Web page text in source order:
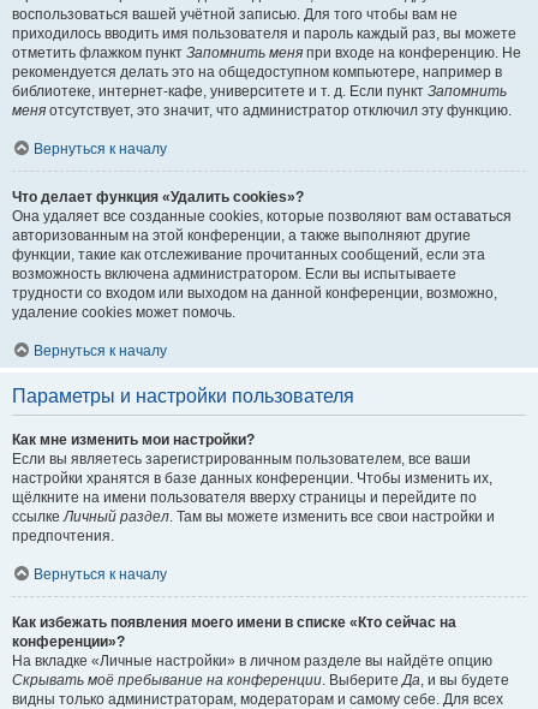
воспользоваться вашей учётной записью. Для того чтобы вам не
приходилось вводить имя пользователя и пароль каждый раз, вы можете
отметить флажком пункт Запомнить меня при входе на конференцию. Не
рекомендуется делать это на общедоступном компьютере, например в
библиотеке, интернет-кафе, университете и т. д. Если пункт Запомнить
меня отсутствует, это значит, что администратор отключил эту функцию.
Вернуться к началу
Что делает функция «Удалить cookies»?
Она удаляет все созданные cookies, которые позволяют вам оставаться
авторизованным на этой конференции, а также выполняют другие
функции, такие как отслеживание прочитанных сообщений, если эта
возможность включена администратором. Если вы испытываете
трудности со входом или выходом на данной конференции, возможно,
удаление cookies может помочь.
Вернуться к началу
Параметры и настройки пользователя
Как мне изменить мои настройки?
Если вы являетесь зарегистрированным пользователем, все ваши
настройки хранятся в базе данных конференции. Чтобы изменить их,
щёлкните на имени пользователя вверху страницы и перейдите по
ссылкеЛичный раздел. Там вы можете изменить все свои настройки и
предпочтения.
Вернуться к началу
Как избежать появления моего имени в списке «Кто сейчас на
конференции»?
На вкладке «Личные настройки» в личном разделе вы найдёте опцию
Скрывать моё пребывание на конференции. ВыберитеДа, и вы будете
видны только администраторам, модераторам и самому себе. Для всех